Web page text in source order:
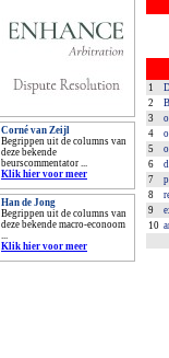
1
2
3
4
5
6
7
8
9
10
Corné van Zeijl
Begrippen uit de columns van
deze bekende
beurscommentator ...
Klik hier voor meer
Han de Jong
Begrippen uit de columns van
deze bekende macro-econoom
...
Klik hier voor meer